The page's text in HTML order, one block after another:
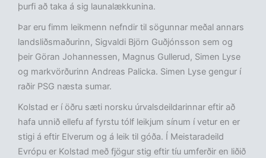
þurfi að taka á sig launalækkunina.
Þar eru fimm leikmenn nefndir til sögunnar meðal annars
landsliðsmaðurinn, Sigvaldi Björn Guðjónsson sem og
þeir Göran Johannessen, Magnus Gullerud, Simen Lyse
og markvörðurinn Andreas Palicka. Simen Lyse gengur í
raðir PSG næsta sumar.
Kolstad er í öðru sæti norsku úrvalsdeildarinnar eftir að
hafa unnið ellefu af fyrstu tólf leikjum sínum í vetur en er
stigi á eftir Elverum og á leik til góða. Í Meistaradeild
Evrópu er Kolstad með fjögur stig eftir tíu umferðir en liðið